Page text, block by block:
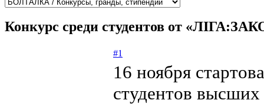
Конкурс среди студентов от
#1
16 ноября
студентов